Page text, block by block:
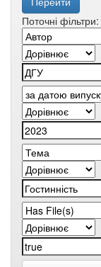
Поточні фільтри: